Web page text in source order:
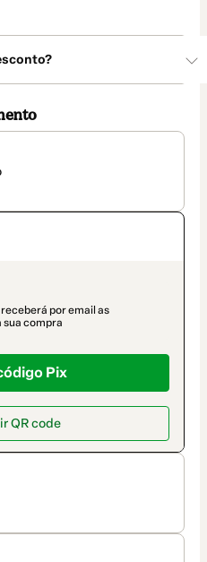
por email as
sua compra
Pix
QR code